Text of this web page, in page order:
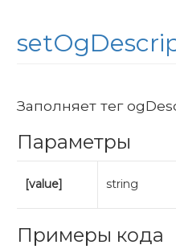
Заполняет тег
Параметры
[value] string
Примеры кода